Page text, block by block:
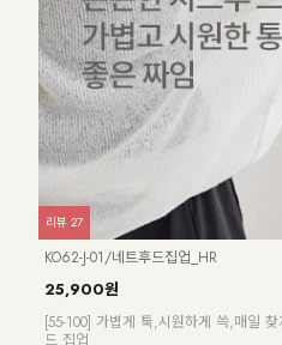
KO62-J-01/네트후드집업_HR
25,900원
[55-100] 가볍게 툭,시원하게 쓱,매일
드 집업
리뷰 27